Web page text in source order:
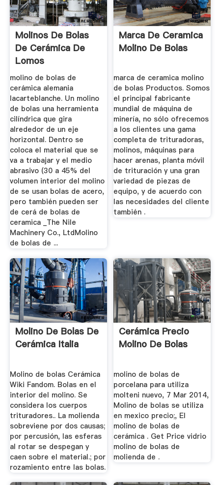
Molinos De Bolas
De Cerámica De
Lomos
molino de bolas de
cerámica alemania
lacarteblanche. Un molino
de bolas una herramienta
cilíndrica que gira
alrededor de un eje
horizontal. Dentro se
coloca el material que se
va a trabajar y el medio
abrasivo (30 a 45% del
volumen interior del molino
de se usan bolas de acero,
pero también pueden ser
de cerá de bolas de
ceramica _The Nile
Machinery Co., LtdMolino
de bolas de ...
Marca De Ceramica
Molino De Bolas
marca de ceramica molino
de bolas Productos. Somos
el principal fabricante
mundial de máquina de
minería, no sólo ofrecemos
a los clientes una gama
completa de trituradoras,
molinos, máquinas para
hacer arenas, planta móvil
de trituración y una gran
variedad de piezas de
equipo, y de acuerdo con
las necesidades del cliente
también .
Molino De Bolas De
Cerámica Italia
Molino de bolas Cerámica
Wiki Fandom. Bolas en el
interior del molino. Se
considera los cuerpos
trituradores.. La molienda
sobreviene por dos causas;
por percusión, las esferas
al rotar se despegan y
caen sobre el material.; por
rozamiento entre las bolas.
Cerámica Precio
Molino De Bolas
molino de bolas de
porcelana para utiliza
molteni nuevo, 7 Mar 2014,
Molino de bolas se utiliza
en mexico precio;, El
molino de bolas de
cerámica . Get Price vidrio
molino de bolas de
molienda de .